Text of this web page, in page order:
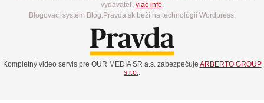
vydavateľ, viac info.
Blogovací systém Blog.Pravda.sk beží na technológií Wordpress.
Kompletný video servis pre OUR MEDIA SR a.s. zabezpečuje ARBERTO GROUP
s.r.o.